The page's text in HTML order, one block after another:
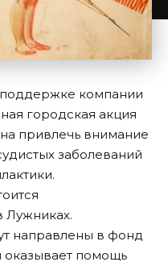
компании
городская акция
привлечь внимание
заболеваний
Лужниках.
направлены в фонд
оказывает помощь